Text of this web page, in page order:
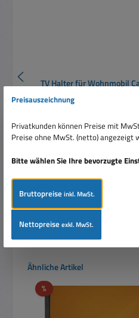
TV Halter für Wohnmobil
Verkaufspreis:
44,95 €
Produktgalerie überspringen
Ähnliche Artikel
%Rabatt
Preisauszeichnung
Privatkunden können Preise mit
Preise ohne MwSt. (netto) angezeigt
Bitte wählen Sie Ihre bevorzugte
Bruttopreiseinkl. MwSt.
Nettopreiseexkl. MwSt.